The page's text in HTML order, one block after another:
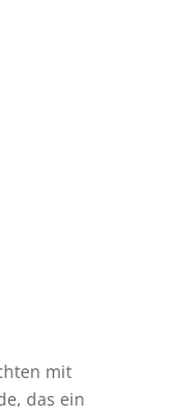
mit
das ein